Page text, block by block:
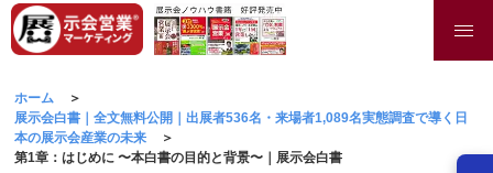
ホーム
展示会白書｜全文無料公開｜出展者536名・来場者1,089名実態調査で導く日
本の展示会産業の未来
第1章：はじめに 〜本白書の目的と背景〜｜展示会白書